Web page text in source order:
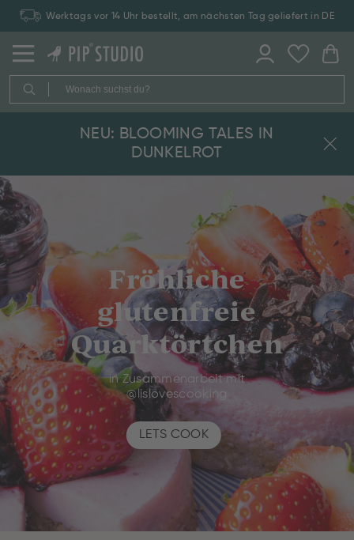
Werktags vor 14 Uhr bestellt, am nächsten Tag geliefert in DE
NEU: BLOOMING TALES IN
DUNKELROT
Fröhliche
glutenfreie
Quarktörtchen
in Zusammenarbeit mit
@lislovescooking
LETS COOK